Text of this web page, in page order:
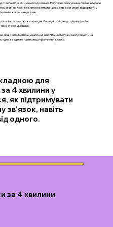
ідеї, він цілком подоланний. Регулярне спілкування, спільні інтереси
зв'язок. Важливо пам’ятати, що кожен жест уваги, відвертість у
незважаючи на відстань.
його в життя вже сьогодні. Сплануйте відеозустріч, надішліть
стає сильнішою.
якщо ви готові працювати над нею? Ваші стосунки заслуговують на
до одного, навіть якщо фізично ви далеко.
для
4 хвилини у
як підтримувати
зв'язок, навіть
одного.
за 4 хвилини